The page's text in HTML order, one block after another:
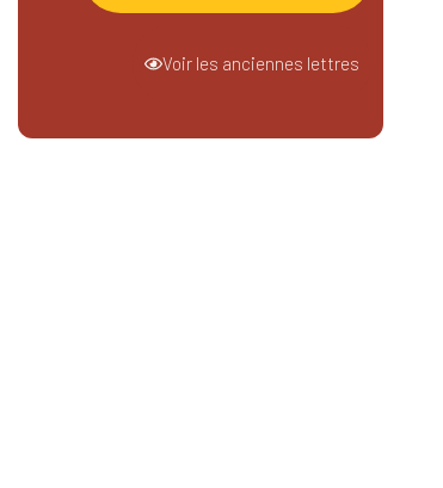
Voir les anciennes lettres